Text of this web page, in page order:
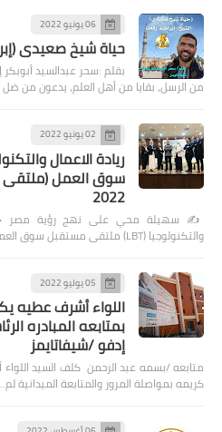
06 يونيو 2022
حياة شيخ صعيدى
بقلم :سحر عبدالسيد
من الرسل، بقايا من أهل العلم، يدعون من
02 يونيو 2022
ريادة الاعمال
سوق العمل (ملتقى
2022
والتكنولوجيا (LBT) ملتقى مستقبل سوق العمل (ملت…
05 يوليو 2022
اللواء أشرف عطيه
بمتابعه المبادره
إدفو /شيفاتايمز
متابعه /بسمه عبد الرحمن كلف السيد
كريمه بمواصلة المرور والمتابعة الميدانية